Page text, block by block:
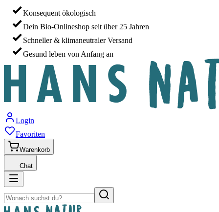
Konsequent ökologisch
Dein Bio-Onlineshop seit über 25 Jahren
Schneller & klimaneutraler Versand
Gesund leben von Anfang an
Login
Favoriten
Warenkorb
Chat